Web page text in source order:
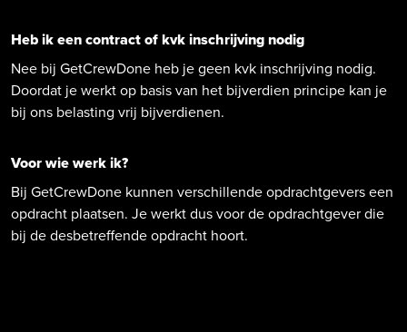
Heb ik een contract of kvk inschrijving nodig
Nee bij GetCrewDone heb je geen kvk inschrijving nodig.
Doordat je werkt op basis van het bijverdien principe kan je
bij ons belasting vrij bijverdienen.
Voor wie werk ik?
Bij GetCrewDone kunnen verschillende opdrachtgevers een
opdracht plaatsen. Je werkt dus voor de opdrachtgever die
bij de desbetreffende opdracht hoort.